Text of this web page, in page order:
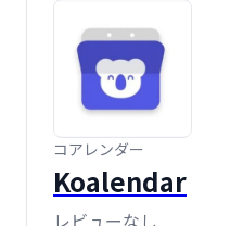
コアレンダー
Koalendar